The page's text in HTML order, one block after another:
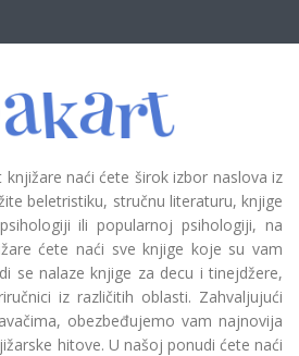
naći ćete širok izbor naslova iz
beletristiku, stručnu literaturu, knjige
ili popularnoj psihologiji, na
ćete naći sve knjige koje su vam
se nalaze knjige za decu i tinejdžere,
iz različitih oblasti. Zahvaljujući
obezbeđujemo vam najnovija
hitove. U našoj ponudi ćete naći